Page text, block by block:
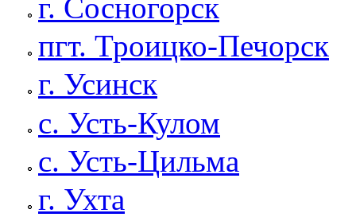
г. Сосногорск
пгт. Троицко-Печорск
г. Усинск
с. Усть-Кулом
с. Усть-Цильма
г. Ухта